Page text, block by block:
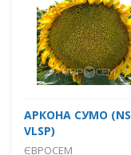
АРКОНА СУМО (NS
VLSP)
ЄВРОСЕМ